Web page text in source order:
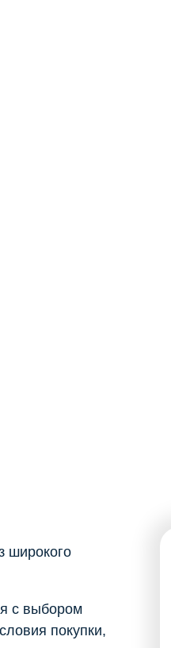
широкого
с выбором
покупки,